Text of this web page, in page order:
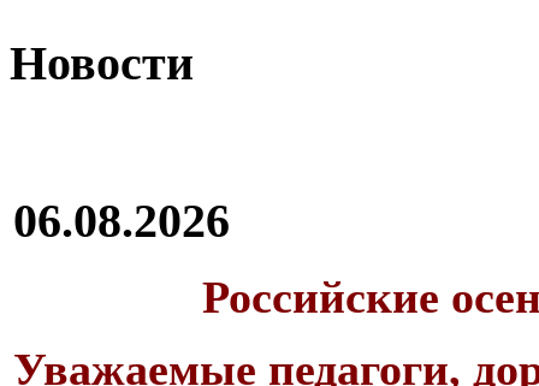
Новости
06.08.2026
Российские
Уважаемые педагоги,